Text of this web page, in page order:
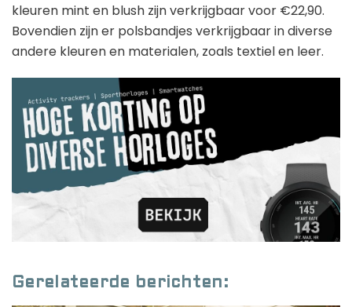
kleuren mint en blush zijn verkrijgbaar voor €22,90.
Bovendien zijn er polsbandjes verkrijgbaar in diverse
andere kleuren en materialen, zoals textiel en leer.
Gerelateerde berichten: